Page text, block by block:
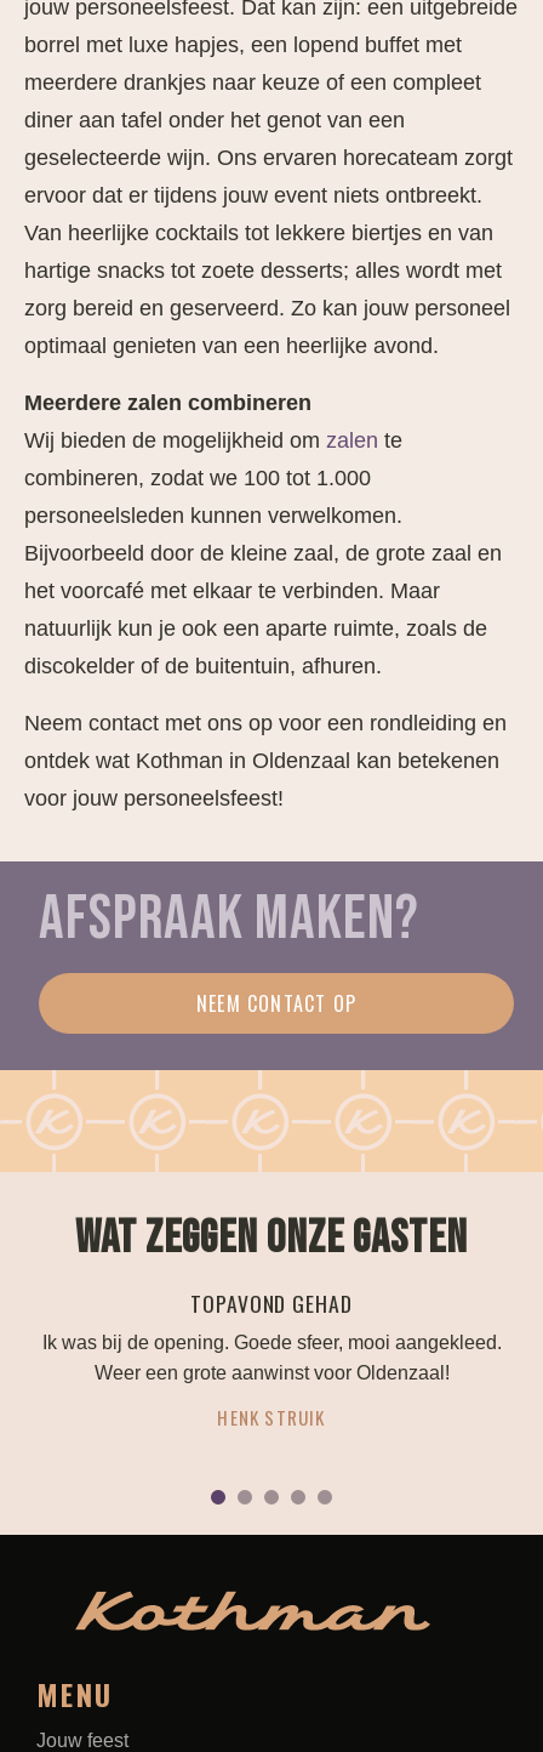
jouw personeelsfeest. Dat kan zijn: een uitgebreide
borrel met luxe hapjes, een lopend buffet met
meerdere drankjes naar keuze of een compleet
diner aan tafel onder het genot van een
geselecteerde wijn. Ons ervaren horecateam zorgt
ervoor dat er tijdens jouw event niets ontbreekt.
Van heerlijke cocktails tot lekkere biertjes en van
hartige snacks tot zoete desserts; alles wordt met
zorg bereid en geserveerd. Zo kan jouw personeel
optimaal genieten van een heerlijke avond.
Meerdere zalen combineren
Wij bieden de mogelijkheid om zalen te
combineren, zodat we 100 tot 1.000
personeelsleden kunnen verwelkomen.
Bijvoorbeeld door de kleine zaal, de grote zaal en
het voorcafé met elkaar te verbinden. Maar
natuurlijk kun je ook een aparte ruimte, zoals de
discokelder of de buitentuin, afhuren.
Neem contact met ons op voor een rondleiding en
ontdek wat Kothman in Oldenzaal kan betekenen
voor jouw personeelsfeest!
AFSPRAAK MAKEN?
NEEM CONTACT OP
WAT ZEGGEN ONZE GASTEN
PERFECTE TROUWLOCATIE!
Alles is mogelijk als je je bruiloft hier wilt vieren. Ze
denken mee en geven goed advies.
ANOUK HUTTENHUIS
MENU
Jouw feest